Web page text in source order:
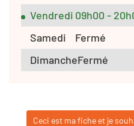
Vendredi 09h00 -
Samedi
Fermé
DimancheFermé
Ceci est ma fiche et je